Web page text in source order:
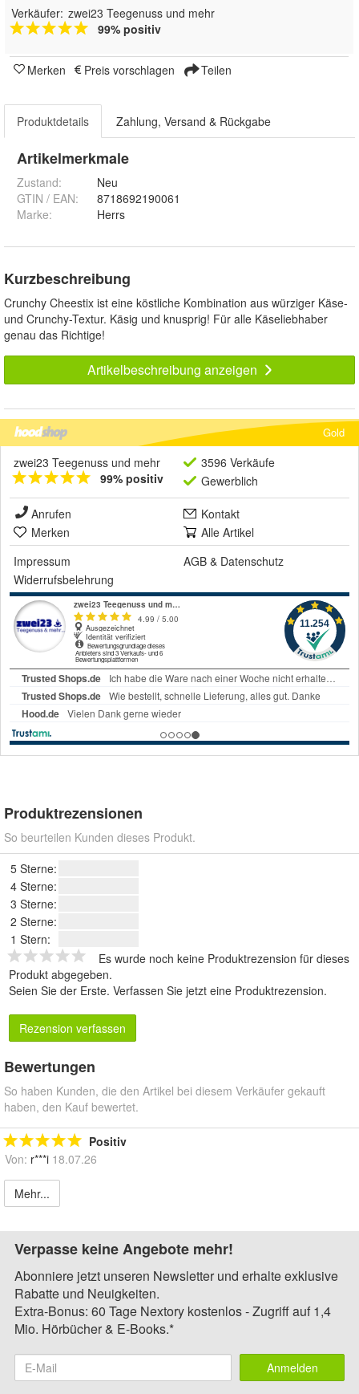
Verkäufer: zwei23 Teegenuss und mehr
99% positiv
Merken Preis vorschlagen Teilen
Produktdetails Zahlung, Versand & Rückgabe
Artikelmerkmale
Zustand:
Neu
GTIN / EAN:
8718692190061
Marke:
Herrs
Kurzbeschreibung
Crunchy Cheestix ist eine köstliche Kombination aus würziger Käse-
und Crunchy-Textur. Käsig und knusprig! Für alle Käseliebhaber
genau das Richtige!
Artikelbeschreibung anzeigen
Gold
zwei23 Teegenuss und mehr
99% positiv
3596 Verkäufe
Gewerblich
Anrufen
Kontakt
Merken
Alle Artikel
Impressum
AGB & Datenschutz
Widerrufsbelehrung
Produktrezensionen
So beurteilen Kunden dieses Produkt.
5 Sterne:
4 Sterne:
3 Sterne:
2 Sterne:
1 Stern:
Es wurde noch keine Produktrezension für dieses
Produkt abgegeben.
Seien Sie der Erste. Verfassen Sie jetzt eine Produktrezension.
Rezension verfassen
Bewertungen
So haben Kunden, die den Artikel bei diesem Verkäufer gekauft
haben, den Kauf bewertet.
Positiv
Von: r***i 18.07.26
Mehr...
Verpasse keine Angebote mehr!
Abonniere jetzt unseren Newsletter und erhalte exklusive
Rabatte und Neuigkeiten.
Extra-Bonus: 60 Tage Nextory kostenlos - Zugriff auf 1,4
Mio. Hörbücher & E-Books.*
Anmelden